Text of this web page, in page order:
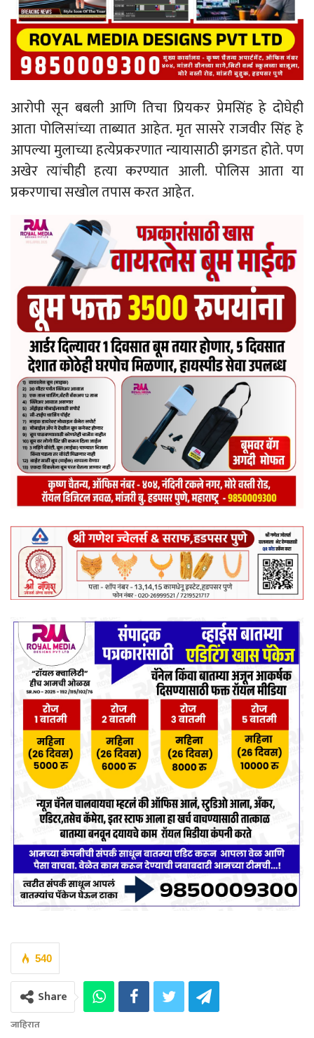
आरोपी सून बबली आणि तिचा प्रियकर प्रेमसिंह हे दोघेही
आता पोलिसांच्या ताब्यात आहेत. मृत सासरे राजवीर सिंह हे
आपल्या मुलाच्या हत्येप्रकरणात न्यायासाठी झगडत होते. पण
अखेर त्यांचीही हत्या करण्यात आली. पोलिस आता या
प्रकरणाचा सखोल तपास करत आहेत.
540
Share
जाहिरात